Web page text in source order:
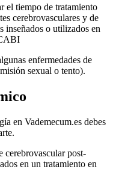
el tiempo de tratamiento
cerebrovasculares y de
inseñados o utilizados en
enfermedades de
sexual o tento).
en Vademecum.es debes
cerebrovascular post-
en un tratamiento en